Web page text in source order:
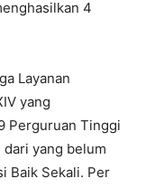
4
Layanan
yang
Perguruan Tinggi
yang belum
Baik Sekali. Per